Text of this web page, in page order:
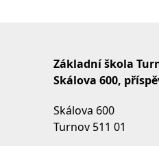
Základní škola
Skálova 600,
Skálova 600
Turnov 511 01